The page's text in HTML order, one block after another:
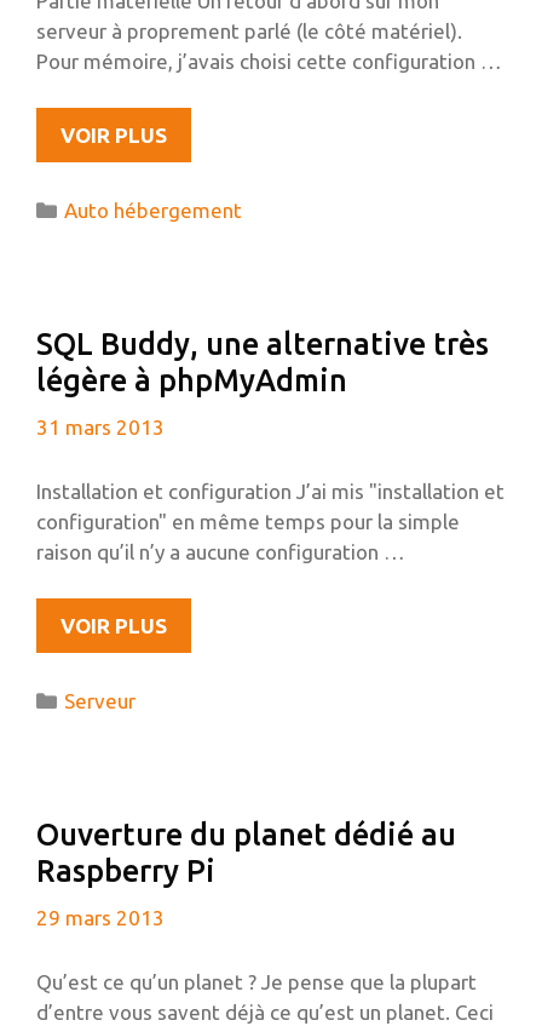
serveur à proprement parlé (le côté matériel).
Pour mémoire, j’avais choisi cette configuration …
VOIR PLUSRETOUR
D’EXPÉRIENCE
2
Catégories
Auto hébergement
SQL Buddy, une alternative très
légère à phpMyAdmin
31 mars 2013
Installation et configuration J’ai mis "installation et
configuration" en même temps pour la simple
raison qu’il n’y a aucune configuration …
VOIR PLUSSQL
BUDDY,
PHPMYADMIN
Catégories
Serveur
Ouverture du planet dédié au
Raspberry Pi
29 mars 2013
Qu’est ce qu’un planet ? Je pense que la plupart
d’entre vous savent déjà ce qu’est un planet. Ceci